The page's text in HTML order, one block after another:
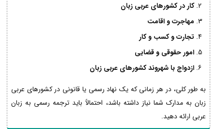
کار در کشورهای عربی زبان
مهاجرت و اقامت
تجارت و کسب و کار
امور حقوقی و قضایی
ازدواج با شهروند کشورهای عربی زبان
به طور کلی، در هر زمانی که یک نهاد رسمی یا قانونی در کشورهای عربی
زبان به مدارک شما نیاز داشته باشد، احتمالاً باید ترجمه رسمی به زبان
عربی ارائه دهید.